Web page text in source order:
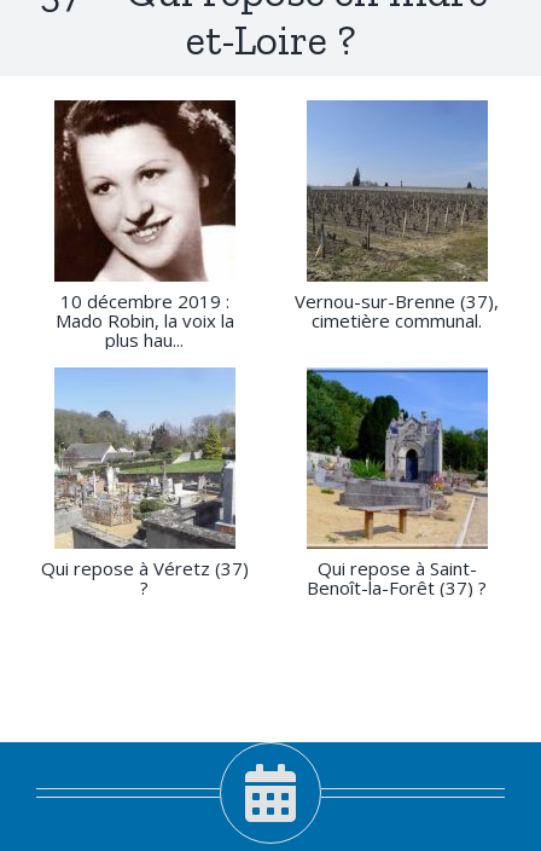
et-Loire ?
10 décembre 2019 :
Mado Robin, la voix la
plus hau...
Vernou-sur-Brenne (37),
cimetière communal.
Qui repose à Véretz (37)
?
Qui repose à Saint-
Benoît-la-Forêt (37) ?